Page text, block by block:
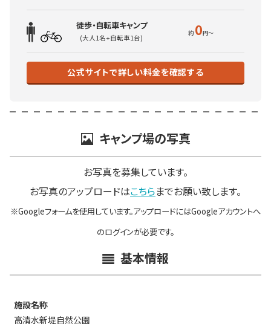
徒歩・自転車キャンプ
(大人1名+自転車1台) 0
公式サイトで詳しい料金を確認する
キャンプ場の写真
お写真を募集しています。
お写真のアップロードはこちらまでお願い致します。
※Googleフォームを使用しています。アップロードにはGoogleアカウントへ
のログインが必要です。
基本情報
施設名称
高清水新堤自然公園